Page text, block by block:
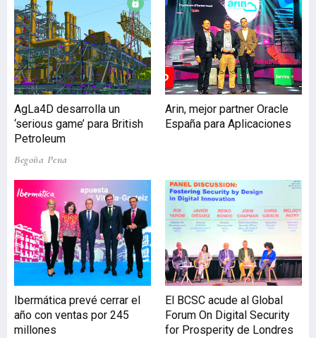
AgLa4D desarrolla un
‘serious game’ para British
Petroleum
Begoña Pena
Arin, mejor partner Oracle
España para Aplicaciones
Ibermática prevé cerrar el
año con ventas por 245
millones
El BCSC acude al Global
Forum On Digital Security
for Prosperity de Londres